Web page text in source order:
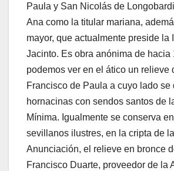
Paula y San Nicolás de
Ana como la titular mariana,
mayor, que actualmente preside la
Jacinto. Es obra anónima de hacia
podemos ver en el ático un relieve
Francisco de Paula a cuyo lado se
hornacinas con sendos santos de
Mínima. Igualmente se conserva
sevillanos ilustres, en la cripta de
Anunciación, el relieve en bronce
Francisco Duarte, proveedor de la